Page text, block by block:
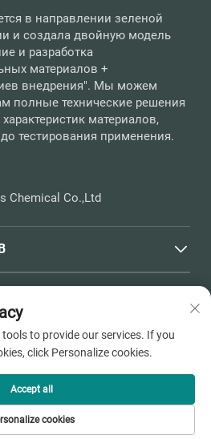
в направлении зеленой
и создала двойную модель
и разработка
материалов +
внедрения". Мы можем
полные технические решения
материалов,
тестирования применения.
Chemical Co.,Ltd
№398, город Душанган, город
Чжэцзян
protected]
to provide our services. If you
click Personalize cookies.
cookies
Accept all